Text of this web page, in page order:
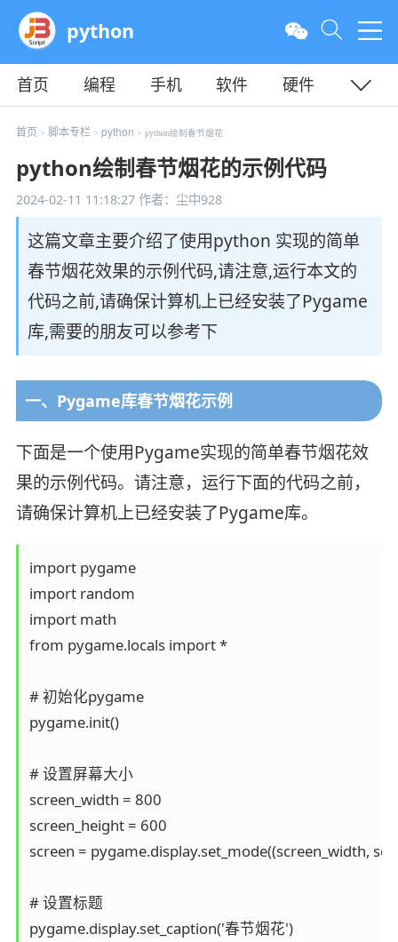
python
首页 编程 手机 软件
硬件
教程
平面 服务器
首页 > 脚本专栏> python > python绘制春节烟花
python绘制春节烟花的示例代码
2024-02-11 11:18:27作者：尘中928
这篇文章主要介绍了使用python 实现的简单
春节烟花效果的示例代码,请注意,运行本文的
代码之前,请确保计算机上已经安装了Pygame
库,需要的朋友可以参考下
一、Pygame库春节烟花示例
下面是一个使用Pygame实现的简单春节烟花效
果的示例代码。请注意，运行下面的代码之前，
请确保计算机上已经安装了Pygame库。
import pygame
import random
import math
from pygame.locals import *
# 初始化pygame
pygame.init()
# 设置屏幕大小
screen_width = 800
screen_height = 600
screen = pygame.display.set_mode((screen_width,
# 设置标题
pygame.display.set_caption('春节烟花')